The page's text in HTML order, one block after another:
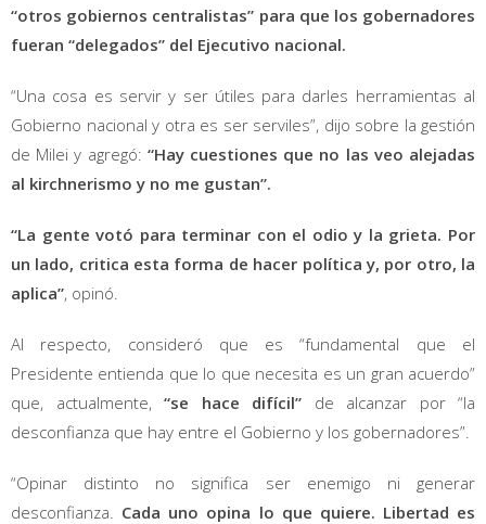
“otros gobiernos centralistas” para que los gobernadores
fueran “delegados” del Ejecutivo nacional.
“Una cosa es servir y ser útiles para darles herramientas al
Gobierno nacional y otra es ser serviles”, dijo sobre la gestión
de Milei y agregó: “Hay cuestiones que no las veo alejadas
al kirchnerismo y no me gustan”.
“La gente votó para terminar con el odio y la grieta. Por
un lado, critica esta forma de hacer política y, por otro, la
aplica”, opinó.
Al respecto, consideró que es “fundamental que el
Presidente entienda que lo que necesita es un gran acuerdo”
que, actualmente, “se hace difícil” de alcanzar por “la
desconfianza que hay entre el Gobierno y los gobernadores”.
“Opinar distinto no significa ser enemigo ni generar
desconfianza. Cada uno opina lo que quiere. Libertad es